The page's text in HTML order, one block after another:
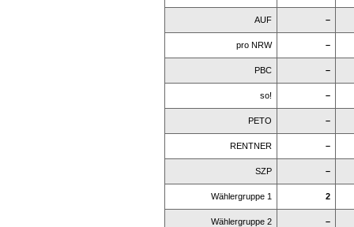
AUF –
pro NRW –
PBC –
so! –
PETO –
RENTNER –
SZP –
Wählergruppe 1 2
Wählergruppe 2 –